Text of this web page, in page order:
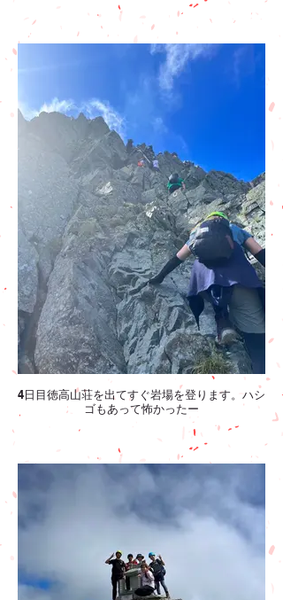
4日目徳高山荘を出てすぐ岩場を登ります。ハシ
ゴもあって怖かったー